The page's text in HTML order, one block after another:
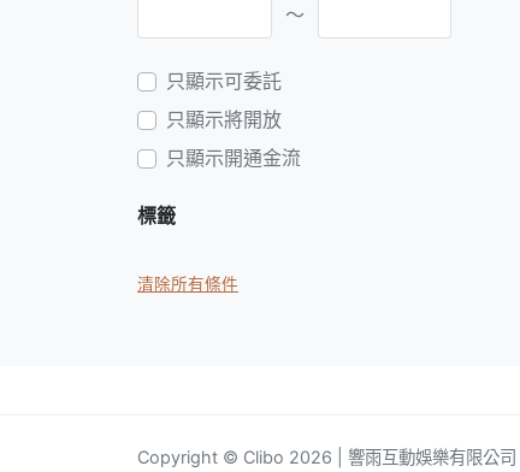
～
只顯示可委託
只顯示將開放
只顯示開通金流
標籤
清除所有條件
Copyright © Clibo 2026 | 響雨互動娛樂有限公司